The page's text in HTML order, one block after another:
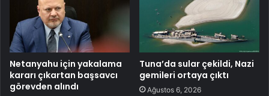
Netanyahu için yakalama
kararı çıkartan başsavcı
görevden alındı
Tuna’da sular çekildi, Nazi
gemileri ortaya çıktı
Ağustos 6, 2026